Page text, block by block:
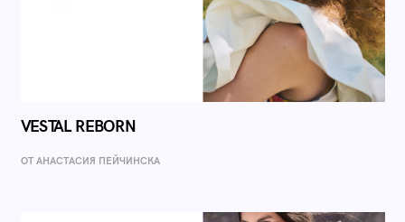
VESTAL REBORN
ОТ AНАСТАСИЯ ПЕЙЧИНСКА